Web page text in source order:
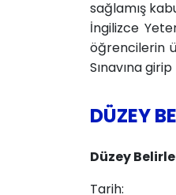
sağlamış
İngilizce
öğrencilerin
Sınavına
DÜZEY
Düzey
Tarih: